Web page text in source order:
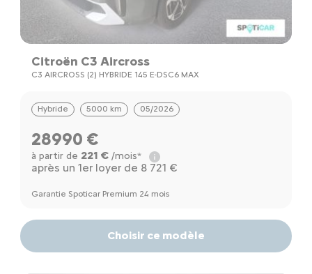
Citroën C3 Aircross
C3 AIRCROSS (2) HYBRIDE 145 E-DSC6 MAX
Hybride 5000 km 05/2026
28990 €
à partir de 221 €/mois*
après un 1er loyer de 8 721 €
Garantie Spoticar Premium 24 mois
Choisir ce modèle